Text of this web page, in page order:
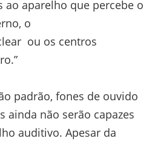
ao aparelho que percebe o
o
ou os centros
padrão, fones de ouvido
ainda não serão capazes
auditivo. Apesar da